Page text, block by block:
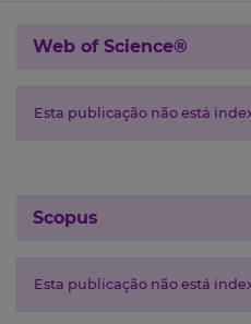
Web of Science®
Esta publicação não está
Scopus
Esta publicação não está